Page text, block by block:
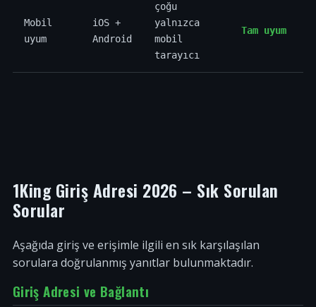
Mobil
uyum
iOS +
Android
çoğu
yalnızca
mobil
tarayıcı
Tam uyum
1King Giriş Adresi 2026 – Sık Sorulan
Sorular
Aşağıda giriş ve erişimle ilgili en sık karşılaşılan
sorulara doğrulanmış yanıtlar bulunmaktadır.
Giriş Adresi ve Bağlantı